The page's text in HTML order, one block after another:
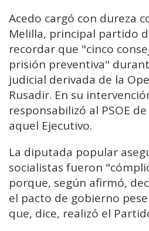
Acedo cargó con dureza
Melilla, principal partido
recordar que "cinco
prisión preventiva"
judicial derivada de la
Rusadir. En su
responsabilizó al PSOE
aquel Ejecutivo.
La diputada popular
socialistas fueron
porque, según afirmó,
el pacto de gobierno
que, dice, realizó el